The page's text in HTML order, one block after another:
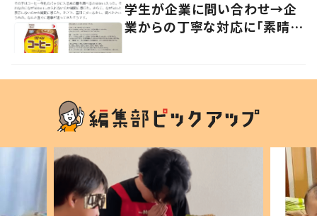
学生が企業に問い合わせ→企
業からの丁寧な対応に「素晴ら